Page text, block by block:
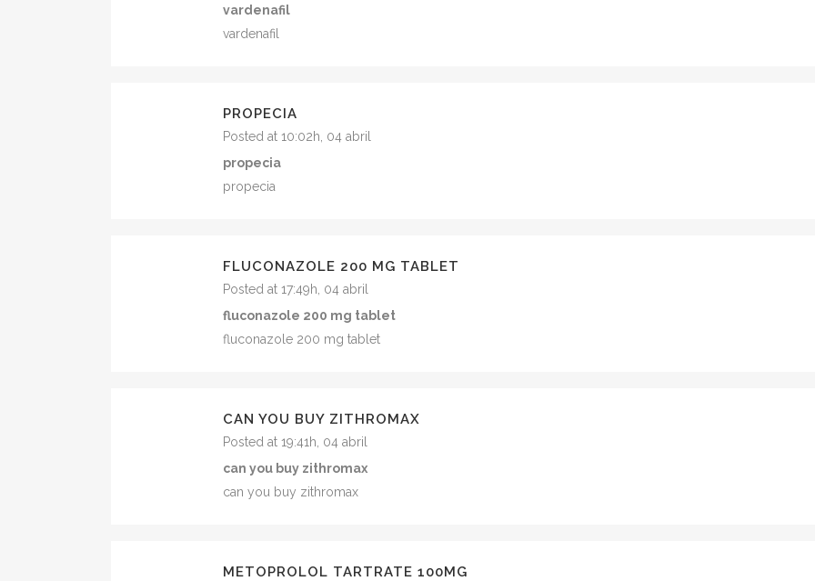
vardenafil
vardenafil
PROPECIA
Posted at 10:02h, 04 abril
propecia
propecia
FLUCONAZOLE 200 MG TABLET
Posted at 17:49h, 04 abril
fluconazole 200 mg tablet
fluconazole 200 mg tablet
CAN YOU BUY ZITHROMAX
Posted at 19:41h, 04 abril
can you buy zithromax
can you buy zithromax
METOPROLOL TARTRATE 100MG